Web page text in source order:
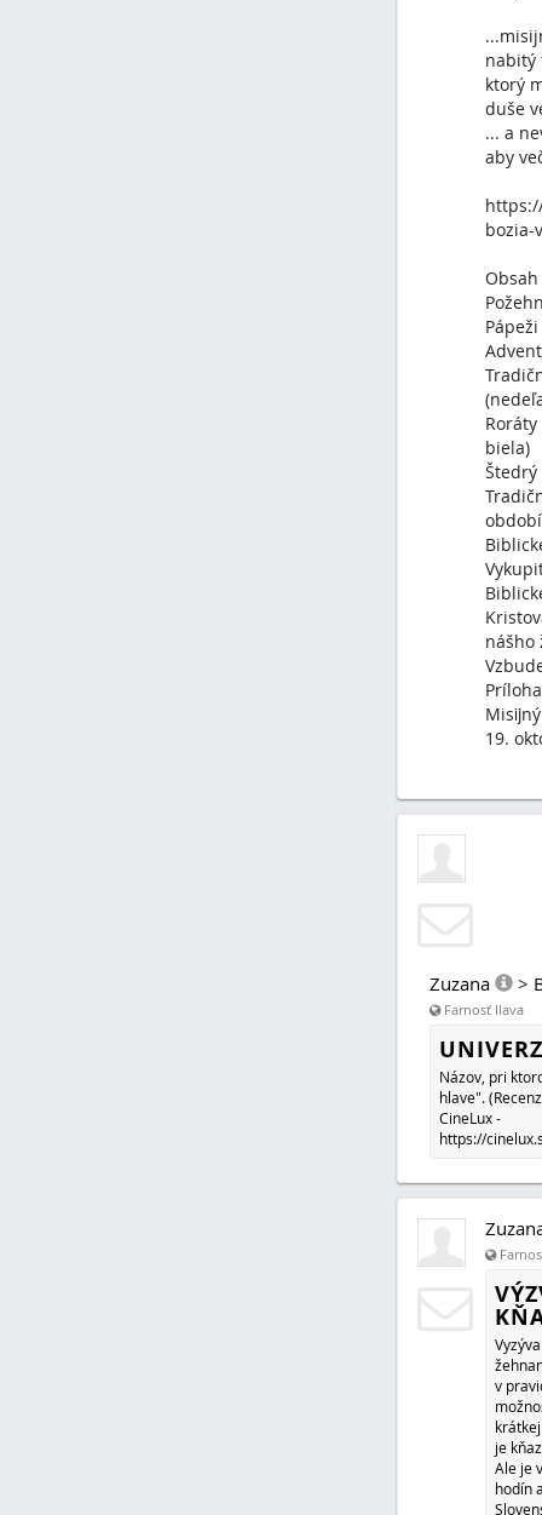
nabitý
ktorý
duše
... a
aby
bozia-
Advent
biela)
období
nášho
19.
Zuzana >
Farnosť Ilava
Názov, pri
hlave".
CineLux -
https://
v
je
Ale je
hodín